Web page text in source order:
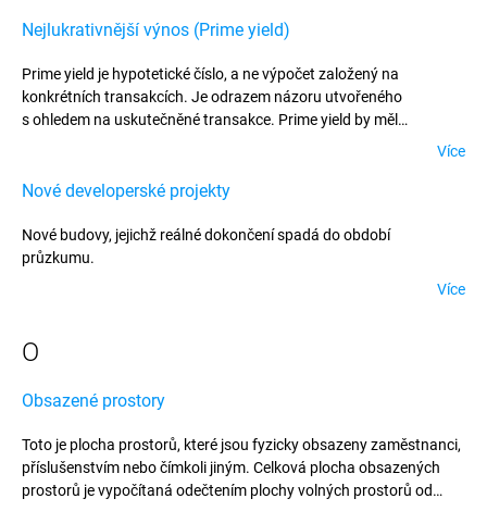
otevřeném trhu.
Nejlukrativnější výnos (Prime yield)
Prime yield je hypotetické číslo, a ne výpočet založený na
konkrétních transakcích. Je odrazem názoru utvořeného
s ohledem na uskutečněné transakce. Prime yield by měl
která je kompletně pronajata za její aktuální nájemní hodnotu.
Více
Nové developerské projekty
Nové budovy, jejichž reálné dokončení spadá do období
průzkumu.
Více
O
Obsazené prostory
Toto je plocha prostorů, které jsou fyzicky obsazeny zaměstnanci,
příslušenstvím nebo čímkoli jiným. Celková plocha obsazených
prostorů je vypočítaná odečtením plochy volných prostorů od